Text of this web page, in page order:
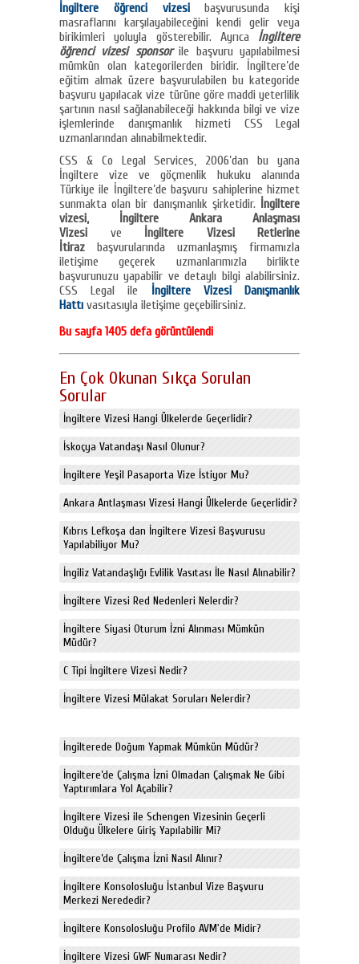
İngiltere öğrenci vizesibaşvurusunda kişi
masraflarını karşılayabileceğini kendi gelir veya
birikimleri yoluyla gösterebilir. Ayrıca İngiltere
öğrenci vizesi sponsorile başvuru yapılabilmesi
mümkün olan kategorilerden biridir. İngiltere’de
eğitim almak üzere başvurulabilen bu kategoride
başvuru yapılacak vize türüne göre maddi yeterlilik
şartının nasıl sağlanabileceği hakkında bilgi ve vize
işlemlerinde danışmanlık hizmeti CSS Legal
uzmanlarından alınabilmektedir.
CSS & Co Legal Services, 2006’dan bu yana
İngiltere vize ve göçmenlik hukuku alanında
Türkiye ile İngiltere’de başvuru sahiplerine hizmet
sunmakta olan bir danışmanlık şirketidir. İngiltere
vizesi, İngiltere Ankara Anlaşması
Vizesi ve İngiltere Vizesi Retlerine
İtiraz başvurularında uzmanlaşmış firmamızla
iletişime geçerek uzmanlarımızla birlikte
başvurunuzu yapabilir ve detaylı bilgi alabilirsiniz.
CSS Legal ile İngiltere Vizesi Danışmanlık
Hattı vasıtasıyla iletişime geçebilirsiniz.
Bu sayfa 1405 defa görüntülendi
En Çok Okunan Sıkça Sorulan
Sorular
İngiltere Vizesi Hangi Ülkelerde Geçerlidir?
İskoçya Vatandaşı Nasıl Olunur?
İngiltere Yeşil Pasaporta Vize İstiyor Mu?
Ankara Antlaşması Vizesi Hangi Ülkelerde Geçerlidir?
Kıbrıs Lefkoşa dan İngiltere Vizesi Başvurusu
Yapılabiliyor Mu?
İngiliz Vatandaşlığı Evlilik Vasıtası İle Nasıl Alınabilir?
İngiltere Vizesi Red Nedenleri Nelerdir?
İngiltere Siyasi Oturum İzni Alınması Mümkün
Müdür?
C Tipi İngiltere Vizesi Nedir?
İngiltere Vizesi Mülakat Soruları Nelerdir?
İngilterede Doğum Yapmak Mümkün Müdür?
İngiltere’de Çalışma İzni Olmadan Çalışmak Ne Gibi
Yaptırımlara Yol Açabilir?
İngiltere Vizesi ile Schengen Vizesinin Geçerli
Olduğu Ülkelere Giriş Yapılabilir Mi?
İngiltere’de Çalışma İzni Nasıl Alınır?
İngiltere Konsolosluğu İstanbul Vize Başvuru
Merkezi Nerededir?
İngiltere Konsolosluğu Profilo AVM'de Midir?
İngiltere Vizesi GWF Numarası Nedir?